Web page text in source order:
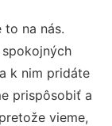
to na nás.
k nim pridáte
prispôsobiť a
vieme,